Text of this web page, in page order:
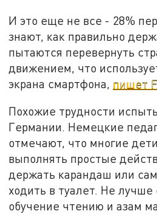
И это еще не все - 28%
знают, как правильно
пытаются перевернуть
движением, что
экрана смартфона, пишет
Похожие трудности
Германии. Немецкие
отмечают, что многие
выполнять простые
держать карандаш или
ходить в туалет. Не лучше
обучение чтению и азам